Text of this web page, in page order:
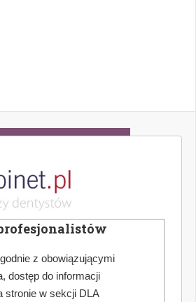
z obowiązującymi
dostęp do informacji
stronie w sekcji DLA